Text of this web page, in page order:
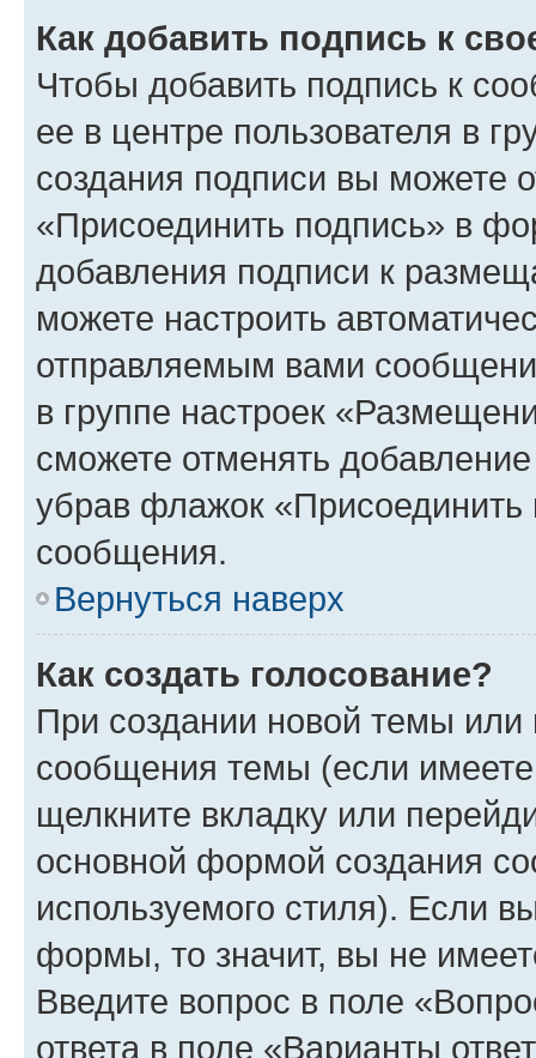
Как добавить подпись к
Чтобы добавить подпись к
ее в центре пользователя в
создания подписи вы можете
«Присоединить подпись» в
добавления подписи к
можете настроить
отправляемым вами
в группе настроек
сможете отменять
убрав флажок
сообщения.
Вернуться наверх
Как создать голосование?
При создании новой темы или
сообщения темы (если
щелкните вкладку или
основной формой создания
используемого стиля). Если
формы, то значит, вы не
Введите вопрос в поле
ответа в поле «Варианты